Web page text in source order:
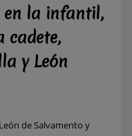
en la infantil,
cadete,
y León
de Salvamento y